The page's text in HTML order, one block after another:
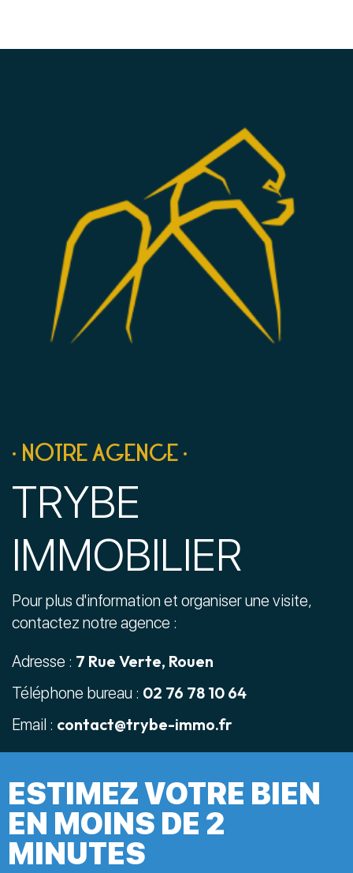
• NOTRE AGENCE •
TRYBE
IMMOBILIER
Pour plus d'information et organiser une visite,
contactez notre agence :
Adresse : 7 Rue Verte, Rouen
Téléphone bureau : 02 76 78 10 64
Email : contact@trybe-immo.fr
ESTIMEZ VOTRE BIEN
EN MOINS DE 2
MINUTES